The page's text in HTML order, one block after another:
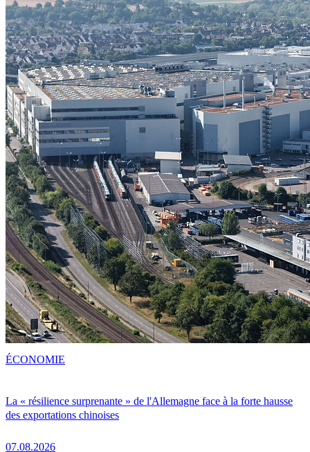
La « résilience surprenante » de l'Allemagne face à la forte hausse
des exportations chinoises
07.08.2026
ÉCONOMIE